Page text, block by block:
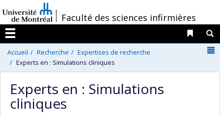
au
contenu
/Faculté des sciences infirmières
Menu
Liens
Accueil Recherche
Expertises de recherche
Experts en : Simulations cliniques
Experts en : Simulations
cliniques